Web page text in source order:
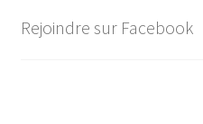
Rejoindre sur Facebook